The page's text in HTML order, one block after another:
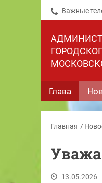
Важные
Глава
Главная
13.05.2026